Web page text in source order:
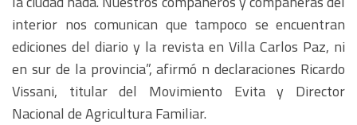
interior nos comunican que tampoco se encuentran
ediciones del diario y la revista en Villa Carlos Paz, ni
en sur de la provincia”, afirmó n declaraciones Ricardo
Vissani, titular del Movimiento Evita y Director
Nacional de Agricultura Familiar.